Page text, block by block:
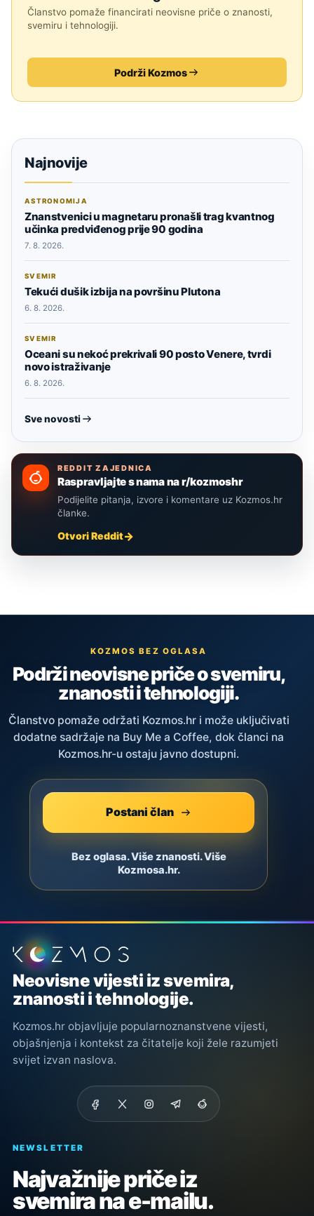
Članstvo pomaže financirati neovisne priče o znanosti,
svemiru i tehnologiji.
Podrži Kozmos
Najnovije
ASTRONOMIJA
Znanstvenici u magnetaru pronašli trag kvantnog
učinka predviđenog prije 90 godina
7. 8. 2026.
SVEMIR
Tekući dušik izbija na površinu Plutona
6. 8. 2026.
SVEMIR
Oceani su nekoć prekrivali 90 posto Venere, tvrdi
novo istraživanje
6. 8. 2026.
Sve novosti
REDDIT ZAJEDNICA
Raspravljajte s nama na r/kozmoshr
Podijelite pitanja, izvore i komentare uz Kozmos.hr
članke.
Otvori Reddit
KOZMOS BEZ OGLASA
Podrži neovisne priče o svemiru,
znanosti i tehnologiji.
Članstvo pomaže održati Kozmos.hr i može uključivati
dodatne sadržaje na Buy Me a Coffee, dok članci na
Kozmos.hr-u ostaju javno dostupni.
Postani član
Bez oglasa. Više znanosti. Više
Kozmosa.hr.
Podnožje stranice
Neovisne vijesti iz svemira,
znanosti i tehnologije.
Kozmos.hr objavljuje popularnoznanstvene vijesti,
objašnjenja i kontekst za čitatelje koji žele razumjeti
svijet izvan naslova.
NEWSLETTER
Najvažnije priče iz
svemira na e-mailu.